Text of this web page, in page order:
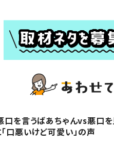
口を言うばあちゃんvs悪口
口悪いけど可愛い」の声